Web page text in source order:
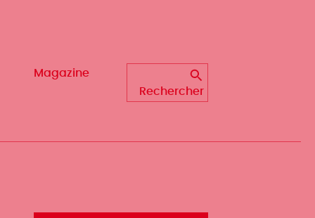
Magazine
Rechercher
Magazine
Rechercher